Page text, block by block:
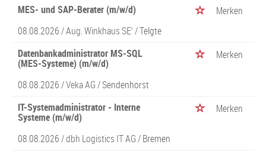
MES- und SAP-Berater (m/w/d)
Merken
08.08.2026 /Aug. Winkhaus SE‘/ Telgte
Datenbankadministrator MS-SQL
(MES-Systeme) (m/w/d)
Merken
08.08.2026 /Veka AG/ Sendenhorst
IT-Systemadministrator - Interne
Systeme (m/w/d)
Merken
08.08.2026 /dbh Logistics IT AG/ Bremen